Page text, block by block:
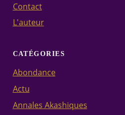
Contact
L'auteur
CATÉGORIES
Abondance
Actu
Annales Akashiques